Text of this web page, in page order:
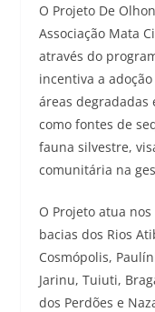
O Projeto De
Associação Mata
através do
incentiva a
áreas degradadas
como fontes de
fauna silvestre,
comunitária na
O Projeto atua
bacias dos Rios
Cosmópolis,
Jarinu, Tuiuti,
dos Perdões e